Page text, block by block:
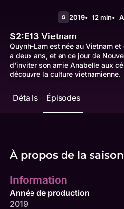
G 2019 12 min
S2:E13 Vietnam
Quynh-Lam est née au Vietnam
a deux ans, et en ce jour de
d'inviter son amie Anabelle aux
découvre la culture vietnamienne.
Détails Épisodes
À propos de la
Information
Année de production
2019